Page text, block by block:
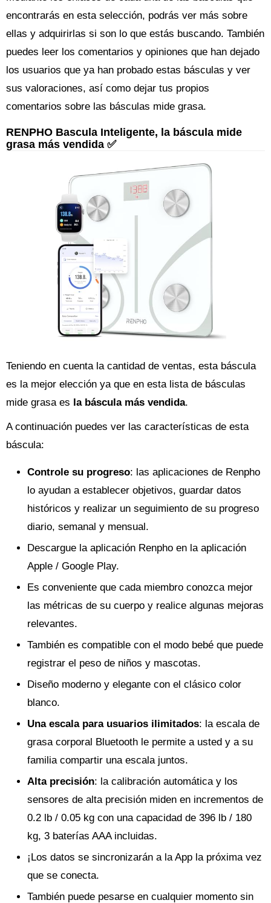
encontrarás en esta selección, podrás ver más sobre
ellas y adquirirlas si son lo que estás buscando. También
puedes leer los comentarios y opiniones que han dejado
los usuarios que ya han probado estas básculas y ver
sus valoraciones, así como dejar tus propios
comentarios sobre las básculas mide grasa.
RENPHO Bascula Inteligente, la báscula mide
grasa más vendida ✅
Teniendo en cuenta la cantidad de ventas, esta báscula
es la mejor elección ya que en esta lista de básculas
mide grasa es la báscula más vendida.
A continuación puedes ver las características de esta
báscula:
Controle su progreso: las aplicaciones de Renpho
lo ayudan a establecer objetivos, guardar datos
históricos y realizar un seguimiento de su progreso
diario, semanal y mensual.
Descargue la aplicación Renpho en la aplicación
Apple / Google Play.
Es conveniente que cada miembro conozca mejor
las métricas de su cuerpo y realice algunas mejoras
relevantes.
También es compatible con el modo bebé que puede
registrar el peso de niños y mascotas.
Diseño moderno y elegante con el clásico color
blanco.
Una escala para usuarios ilimitados: la escala de
grasa corporal Bluetooth le permite a usted y a su
familia compartir una escala juntos.
Alta precisión: la calibración automática y los
sensores de alta precisión miden en incrementos de
0.2 lb / 0.05 kg con una capacidad de 396 lb / 180
kg, 3 baterías AAA incluidas.
¡Los datos se sincronizarán a la App la próxima vez
que se conecta.
También puede pesarse en cualquier momento sin